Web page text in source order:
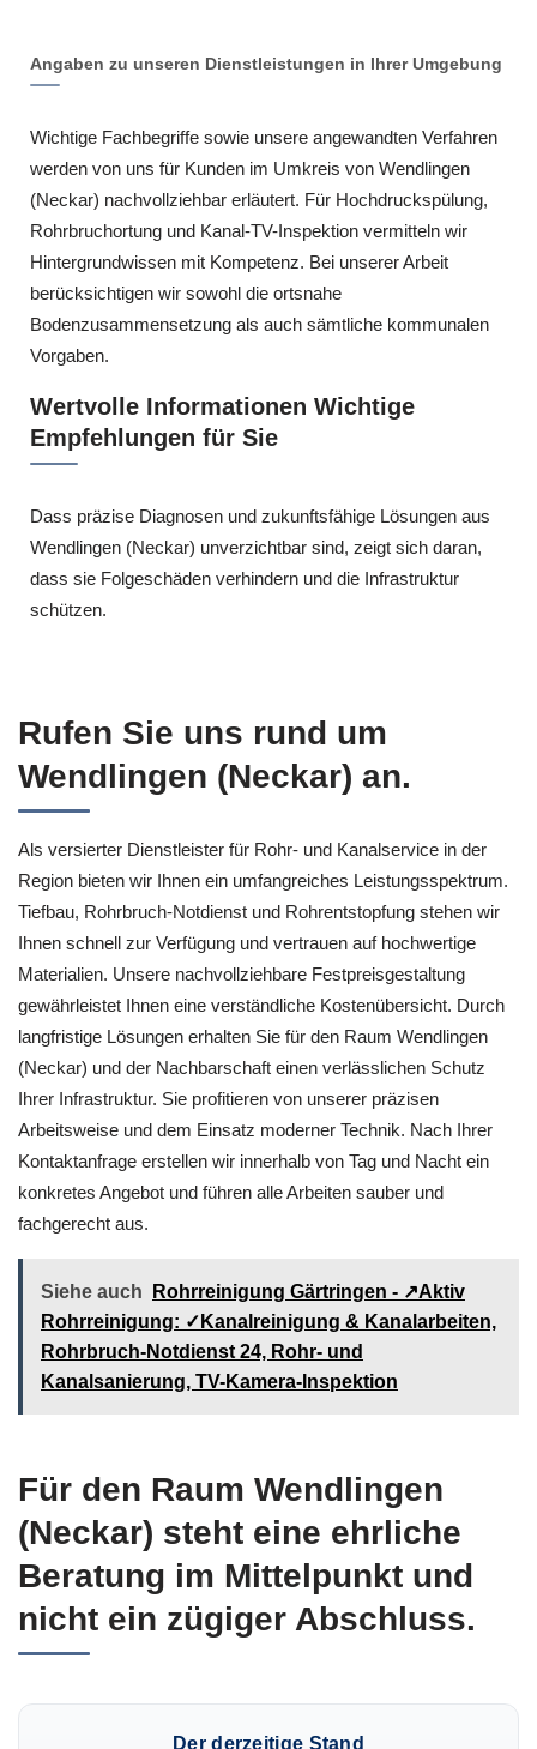
Angaben zu unseren Dienstleistungen in Ihrer Umgebung
Wichtige Fachbegriffe sowie unsere angewandten Verfahren
werden von uns für Kunden im Umkreis von Wendlingen
(Neckar) nachvollziehbar erläutert. Für Hochdruckspülung,
Rohrbruchortung und Kanal-TV-Inspektion vermitteln wir
Hintergrundwissen mit Kompetenz. Bei unserer Arbeit
berücksichtigen wir sowohl die ortsnahe
Bodenzusammensetzung als auch sämtliche kommunalen
Vorgaben.
Wertvolle Informationen Wichtige
Empfehlungen für Sie
Dass präzise Diagnosen und zukunftsfähige Lösungen aus
Wendlingen (Neckar) unverzichtbar sind, zeigt sich daran,
dass sie Folgeschäden verhindern und die Infrastruktur
schützen.
Rufen Sie uns rund um
Wendlingen (Neckar) an.
Als versierter Dienstleister für Rohr- und Kanalservice in der
Region bieten wir Ihnen ein umfangreiches Leistungsspektrum.
Tiefbau, Rohrbruch-Notdienst und Rohrentstopfung stehen wir
Ihnen schnell zur Verfügung und vertrauen auf hochwertige
Materialien. Unsere nachvollziehbare Festpreisgestaltung
gewährleistet Ihnen eine verständliche Kostenübersicht. Durch
langfristige Lösungen erhalten Sie für den Raum Wendlingen
(Neckar) und der Nachbarschaft einen verlässlichen Schutz
Ihrer Infrastruktur. Sie profitieren von unserer präzisen
Arbeitsweise und dem Einsatz moderner Technik. Nach Ihrer
Kontaktanfrage erstellen wir innerhalb von Tag und Nacht ein
konkretes Angebot und führen alle Arbeiten sauber und
fachgerecht aus.
Siehe auch
Rohrreinigung Gärtringen - ↗️Aktiv
Rohrreinigung: ✓Kanalreinigung & Kanalarbeiten,
Rohrbruch-Notdienst 24, Rohr- und
Kanalsanierung, TV-Kamera-Inspektion
Für den Raum Wendlingen
(Neckar) steht eine ehrliche
Beratung im Mittelpunkt und
nicht ein zügiger Abschluss.
Der derzeitige Stand